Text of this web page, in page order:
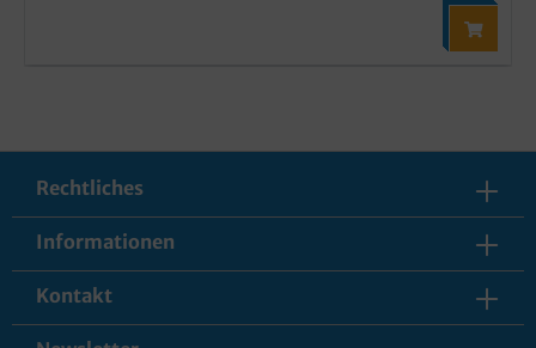
Rechtliches
Informationen
Kontakt